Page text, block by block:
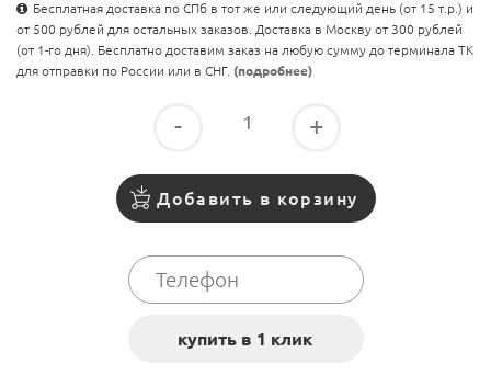
Бесплатная доставка по СПб в тот же или следующий день (от 15 т.р.) и
от 500 рублей для остальных заказов. Доставка в Москву от 300 рублей
(от 1-го дня). Бесплатно доставим заказ на любую сумму до терминала ТК
для отправки по России или в СНГ. (подробнее)
- +
Добавить в корзину